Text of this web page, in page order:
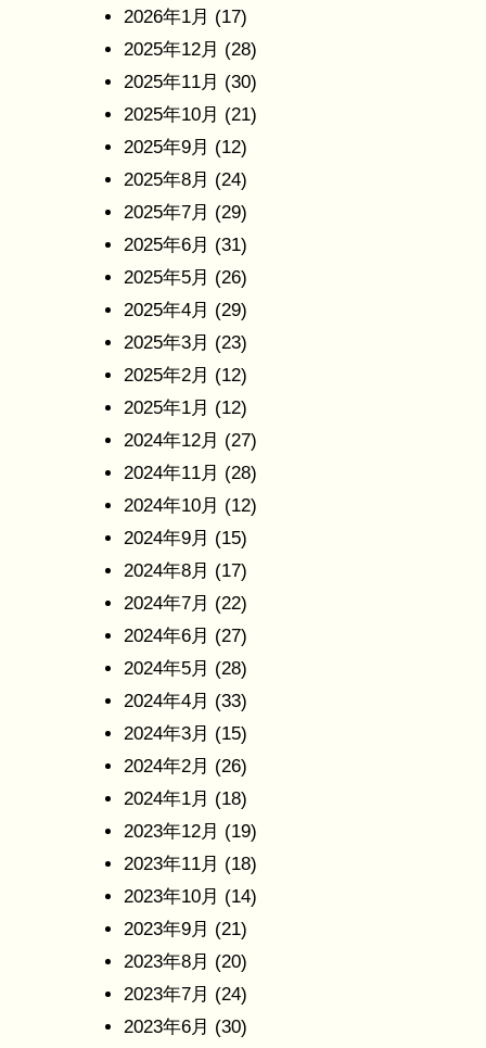
2026年1月 (17)
2025年12月 (28)
2025年11月 (30)
2025年10月 (21)
2025年9月 (12)
2025年8月 (24)
2025年7月 (29)
2025年6月 (31)
2025年5月 (26)
2025年4月 (29)
2025年3月 (23)
2025年2月 (12)
2025年1月 (12)
2024年12月 (27)
2024年11月 (28)
2024年10月 (12)
2024年9月 (15)
2024年8月 (17)
2024年7月 (22)
2024年6月 (27)
2024年5月 (28)
2024年4月 (33)
2024年3月 (15)
2024年2月 (26)
2024年1月 (18)
2023年12月 (19)
2023年11月 (18)
2023年10月 (14)
2023年9月 (21)
2023年8月 (20)
2023年7月 (24)
2023年6月 (30)